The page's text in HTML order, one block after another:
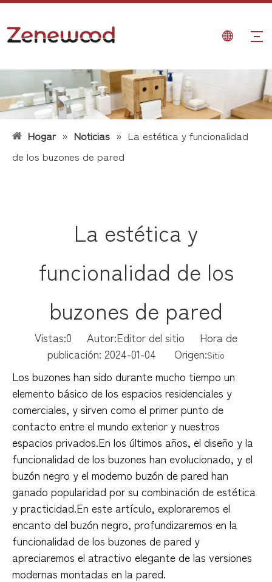
Hogar » Noticias » La estética y funcionalidad
de los buzones de pared
La estética y
funcionalidad de los
buzones de pared
Vistas:0 Autor:Editor del sitio Hora de
publicación: 2024-01-04 Origen:Sitio
Los buzones han sido durante mucho tiempo un
elemento básico de los espacios residenciales y
comerciales, y sirven como el primer punto de
contacto entre el mundo exterior y nuestros
espacios privados.En los últimos años, el diseño y la
funcionalidad de los buzones han evolucionado, y el
buzón negro y el moderno buzón de pared han
ganado popularidad por su combinación de estética
y practicidad.En este artículo, exploraremos el
encanto del buzón negro, profundizaremos en la
funcionalidad de los buzones de pared y
apreciaremos el atractivo elegante de las versiones
modernas montadas en la pared.